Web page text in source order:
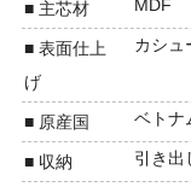
■ 主芯材 MDF
■ 表面仕上
げ
カシュ
■ 原産国 ベトナ
■ 収納 引き出